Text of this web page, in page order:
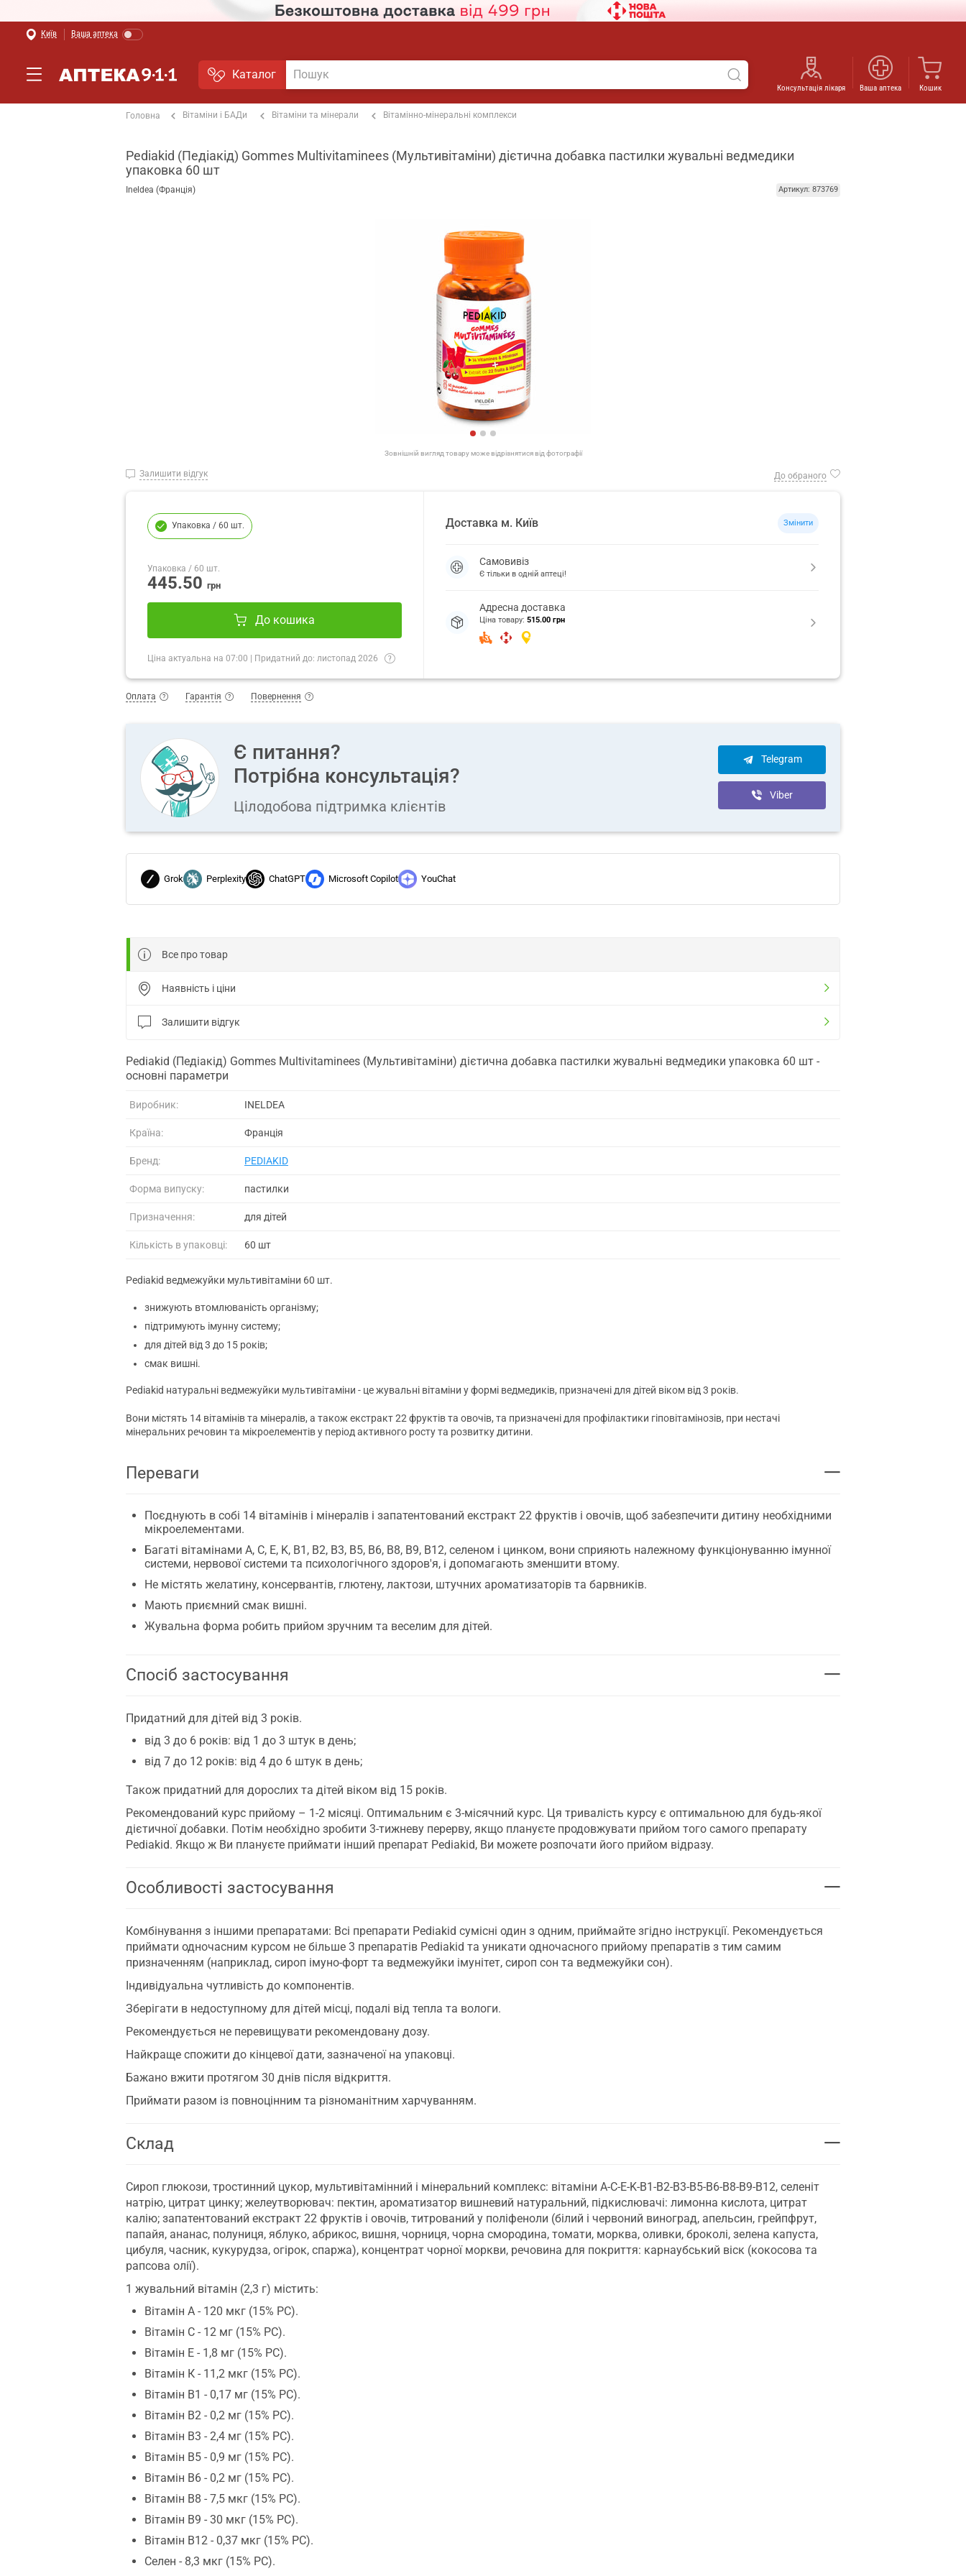
Київ Ваша аптека
Каталог
Консультація лікаря Ваша аптека Кошик
Головна Вітаміни і БАДи Вітаміни та мінерали Вітамінно-мінеральні комплекси
Pediakid (Педіакід) Gommes Multivitaminees (Мультивітаміни) дієтична добавка пастилки жувальні ведмедики
упаковка 60 шт
Ineldea (Франція) Артикул: 873769
Зовнішній вигляд товару може відрізнятися від фотографії
Залишити відгук До обраного
Упаковка / 60 шт.
Упаковка / 60 шт.
445.50 грн
До кошика
Ціна актуальна на 07:00 | Придатний до: листопад 2026
Доставка м. Київ Змінити
Самовивіз
Є тільки в одній аптеці!
Адресна доставка
Ціна товару: 515.00 грн
Оплата Гарантія Повернення
Є питання?
Потрібна консультація?
Цілодобова підтримка клієнтів
Telegram
Viber
Grok Perplexity ChatGPT Microsoft Copilot YouChat
Все про товар
Наявність і ціни
Залишити відгук
Pediakid (Педіакід) Gommes Multivitaminees (Мультивітаміни) дієтична добавка пастилки жувальні ведмедики упаковка 60 шт -
основні параметри
Виробник: INELDEA
Країна: Франція
Бренд: PEDIAKID
Форма випуску: пастилки
Призначення: для дітей
Кількість в упаковці: 60 шт
Pediakid ведмежуйки мультивітаміни 60 шт.
знижують втомлюваність організму;
підтримують імунну систему;
для дітей від 3 до 15 років;
смак вишні.
Pediakid натуральні ведмежуйки мультивітаміни - це жувальні вітаміни у формі ведмедиків, призначені для дітей віком від 3 років.
Вони містять 14 вітамінів та мінералів, а також екстракт 22 фруктів та овочів, та призначені для профілактики гіповітамінозів, при нестачі
мінеральних речовин та мікроелементів у період активного росту та розвитку дитини.
Переваги
Поєднують в собі 14 вітамінів і мінералів і запатентований екстракт 22 фруктів і овочів, щоб забезпечити дитину необхідними
мікроелементами.
Багаті вітамінами A, C, E, K, B1, B2, B3, B5, B6, B8, B9, B12, селеном і цинком, вони сприяють належному функціонуванню імунної
системи, нервової системи та психологічного здоров'я, і допомагають зменшити втому.
Не містять желатину, консервантів, глютену, лактози, штучних ароматизаторів та барвників.
Мають приємний смак вишні.
Жувальна форма робить прийом зручним та веселим для дітей.
Спосіб застосування
Придатний для дітей від 3 років.
від 3 до 6 років: від 1 до 3 штук в день;
від 7 до 12 років: від 4 до 6 штук в день;
Також придатний для дорослих та дітей віком від 15 років.
Рекомендований курс прийому – 1-2 місяці. Оптимальним є 3-місячний курс. Ця тривалість курсу є оптимальною для будь-якої
дієтичної добавки. Потім необхідно зробити 3-тижневу перерву, якщо плануєте продовжувати прийом того самого препарату
Pediakid. Якщо ж Ви плануєте приймати інший препарат Pediakid, Ви можете розпочати його прийом відразу.
Особливості застосування
Комбінування з іншими препаратами: Всі препарати Pediakid сумісні один з одним, приймайте згідно інструкції. Рекомендується
приймати одночасним курсом не більше 3 препаратів Pediakid та уникати одночасного прийому препаратів з тим самим
призначенням (наприклад, сироп імуно-форт та ведмежуйки імунітет, сироп сон та ведмежуйки сон).
Індивідуальна чутливість до компонентів.
Зберігати в недоступному для дітей місці, подалі від тепла та вологи.
Рекомендується не перевищувати рекомендовану дозу.
Найкраще спожити до кінцевої дати, зазначеної на упаковці.
Бажано вжити протягом 30 днів після відкриття.
Приймати разом із повноцінним та різноманітним харчуванням.
Склад
Сироп глюкози, тростинний цукор, мультивітамінний і мінеральний комплекс: вітаміни A-C-E-K-B1-B2-B3-B5-B6-B8-B9-B12, селеніт
натрію, цитрат цинку; желеутворювач: пектин, ароматизатор вишневий натуральний, підкислювачі: лимонна кислота, цитрат
калію; запатентований екстракт 22 фруктів і овочів, титрований у поліфеноли (білий і червоний виноград, апельсин, грейпфрут,
папайя, ананас, полуниця, яблуко, абрикос, вишня, чорниця, чорна смородина, томати, морква, оливки, броколі, зелена капуста,
цибуля, часник, кукурудза, огірок, спаржа), концентрат чорної моркви, речовина для покриття: карнаубський віск (кокосова та
рапсова олії).
1 жувальний вітамін (2,3 г) містить:
Вітамін А - 120 мкг (15% РС).
Вітамін С - 12 мг (15% РС).
Вітамін Е - 1,8 мг (15% РС).
Вітамін К - 11,2 мкг (15% РС).
Вітамін B1 - 0,17 мг (15% РС).
Вітамін B2 - 0,2 мг (15% РС).
Вітамін B3 - 2,4 мг (15% РС).
Вітамін B5 - 0,9 мг (15% РС).
Вітамін B6 - 0,2 мг (15% РС).
Вітамін B8 - 7,5 мкг (15% РС).
Вітамін B9 - 30 мкг (15% РС).
Вітамін B12 - 0,37 мкг (15% РС).
Селен - 8,3 мкг (15% РС).